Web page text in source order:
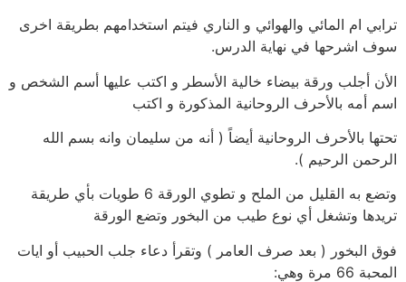
ترابي ام المائي والهوائي و الناري فيتم استخدامهم بطريقة اخرى
سوف اشرحها في نهاية الدرس.
الأن أجلب ورقة بيضاء خالية الأسطر و اكتب عليها أسم الشخص و
اسم أمه بالأحرف الروحانية المذكورة و اكتب
تحتها بالأحرف الروحانية أيضاً ( أنه من سليمان وانه بسم الله
الرحمن الرحيم ).
وتضع به القليل من الملح و تطوي الورقة 6 طويات بأي طريقة
تريدها وتشغل أي نوع طيب من البخور وتضع الورقة
فوق البخور ( بعد صرف العامر ) وتقرأ دعاء جلب الحبيب أو ايات
المحبة 66 مرة وهي: